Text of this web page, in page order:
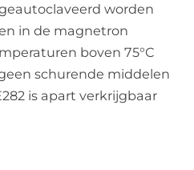
worden
in de magnetron
boven 75°C
schurende middelen
is apart verkrijgbaar